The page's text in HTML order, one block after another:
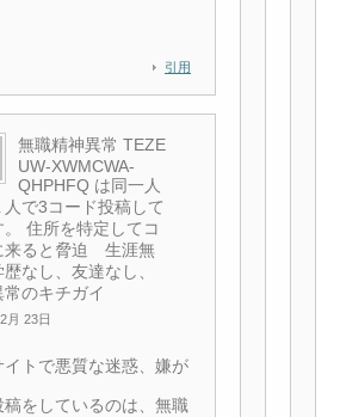
引用
無職精神異常 TEZE
UW-XWMCWA-
QHPHFQ は同一人
人で3コード投稿して
。 住所を特定してコ
来ると脅迫 生涯無
なし、友達なし、
常のキチガイ
月 23日
イトで悪質な迷惑、嫌が
稿をしているのは、無職